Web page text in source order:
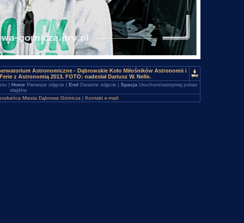
Astronomiczne - Dąbrowskie Koło Miłośników Astronomii i
z Astronomią 2013. FOTO: nadesłał Dariusz W. Nelle.
| Home Pierwsze zdjęcie | EndOstatnie zdjęcie | Spacja Uruchom/zatrzymaj pokaz
slajdów
Miasta Dąbrowa Górnicza | Kontakt e-mail: